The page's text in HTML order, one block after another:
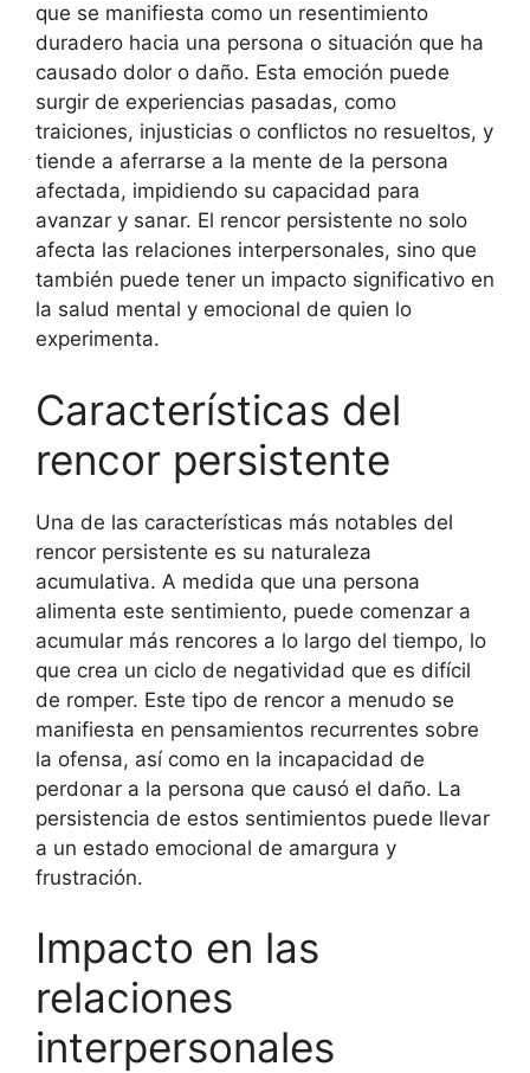
que se manifiesta como un resentimiento
duradero hacia una persona o situación que ha
causado dolor o daño. Esta emoción puede
surgir de experiencias pasadas, como
traiciones, injusticias o conflictos no resueltos, y
tiende a aferrarse a la mente de la persona
afectada, impidiendo su capacidad para
avanzar y sanar. El rencor persistente no solo
afecta las relaciones interpersonales, sino que
también puede tener un impacto significativo en
la salud mental y emocional de quien lo
experimenta.
Características del
rencor persistente
Una de las características más notables del
rencor persistente es su naturaleza
acumulativa. A medida que una persona
alimenta este sentimiento, puede comenzar a
acumular más rencores a lo largo del tiempo, lo
que crea un ciclo de negatividad que es difícil
de romper. Este tipo de rencor a menudo se
manifiesta en pensamientos recurrentes sobre
la ofensa, así como en la incapacidad de
perdonar a la persona que causó el daño. La
persistencia de estos sentimientos puede llevar
a un estado emocional de amargura y
frustración.
Impacto en las
relaciones
interpersonales